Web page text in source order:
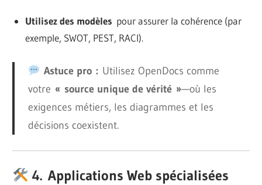
Utilisez des modèles pour assurer la cohérence (par
exemple, SWOT, PEST, RACI).
Astuce pro : Utilisez OpenDocs comme
votre « source unique de vérité »—où les
exigences métiers, les diagrammes et les
décisions coexistent.
4. Applications Web spécialisées